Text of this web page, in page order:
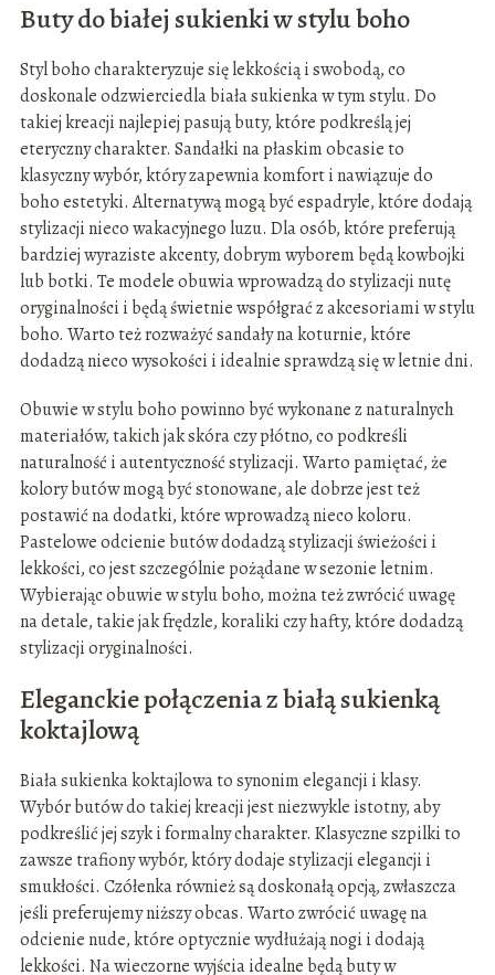
Buty do białej sukienki w stylu boho
Styl boho charakteryzuje się lekkością i swobodą, co
doskonale odzwierciedla biała sukienka w tym stylu. Do
takiej kreacji najlepiej pasują buty, które podkreślą jej
eteryczny charakter. Sandałki na płaskim obcasie to
klasyczny wybór, który zapewnia komfort i nawiązuje do
boho estetyki. Alternatywą mogą być espadryle, które dodają
stylizacji nieco wakacyjnego luzu. Dla osób, które preferują
bardziej wyraziste akcenty, dobrym wyborem będą kowbojki
lub botki. Te modele obuwia wprowadzą do stylizacji nutę
oryginalności i będą świetnie współgrać z akcesoriami w stylu
boho. Warto też rozważyć sandały na koturnie, które
dodadzą nieco wysokości i idealnie sprawdzą się w letnie dni.
Obuwie w stylu boho powinno być wykonane z naturalnych
materiałów, takich jak skóra czy płótno, co podkreśli
naturalność i autentyczność stylizacji. Warto pamiętać, że
kolory butów mogą być stonowane, ale dobrze jest też
postawić na dodatki, które wprowadzą nieco koloru.
Pastelowe odcienie butów dodadzą stylizacji świeżości i
lekkości, co jest szczególnie pożądane w sezonie letnim.
Wybierając obuwie w stylu boho, można też zwrócić uwagę
na detale, takie jak frędzle, koraliki czy hafty, które dodadzą
stylizacji oryginalności.
Eleganckie połączenia z białą sukienką
koktajlową
Biała sukienka koktajlowa to synonim elegancji i klasy.
Wybór butów do takiej kreacji jest niezwykle istotny, aby
podkreślić jej szyk i formalny charakter. Klasyczne szpilki to
zawsze trafiony wybór, który dodaje stylizacji elegancji i
smukłości. Czółenka również są doskonałą opcją, zwłaszcza
jeśli preferujemy niższy obcas. Warto zwrócić uwagę na
odcienie nude, które optycznie wydłużają nogi i dodają
lekkości. Na wieczorne wyjścia idealne będą buty w